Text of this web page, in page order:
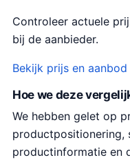
Controleer actuele
bij de aanbieder.
Bekijk prijs en aanbod
Hoe we deze
We hebben gelet op
productpositionering,
productinformatie en